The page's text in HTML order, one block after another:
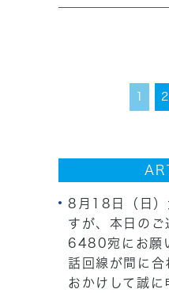
2
8月18日（日）
すが、本日の
6480宛にお願
話回線が間に合
おかけして誠に